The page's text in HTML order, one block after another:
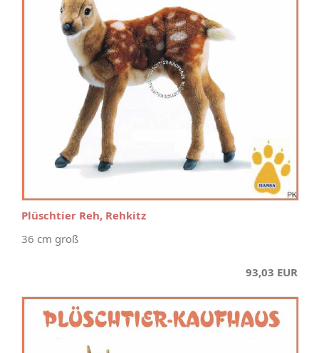
Plüschtier Reh, Rehkitz
36 cm groß
93,03 EUR